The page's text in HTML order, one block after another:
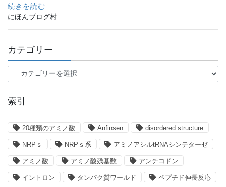
続きを読む
にほんブログ村
カテゴリー
テ
リ
ー
索引
20種類のアミノ酸 Anfinsen disordered structure
NRPｓ NRPｓ系 アミノアシルtRNAシンテターゼ
アミノ酸 アミノ酸残基数 アンチコドン
イントロン タンパク質ワールド ペプチド伸長反応